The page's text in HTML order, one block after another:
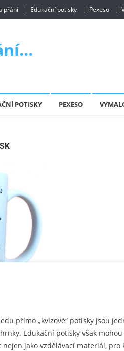
přání Edukační potisky Pexeso
POTISKY PEXESO
přímo „kvízové“ potisky jsou
Edukační potisky však
jako vzdělávací materiál,